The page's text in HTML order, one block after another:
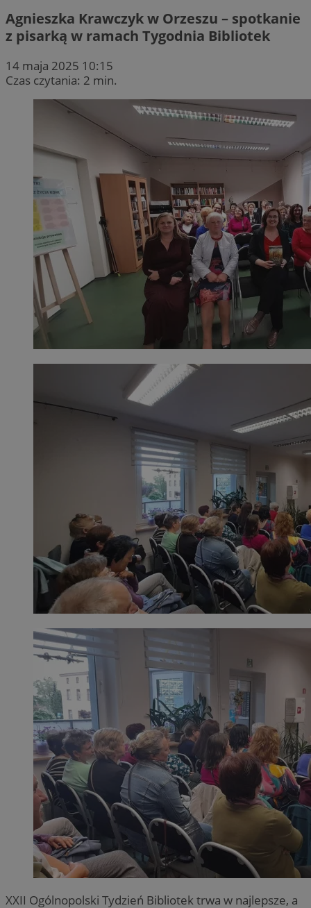
Agnieszka Krawczyk w Orzeszu – spotkanie
z pisarką w ramach Tygodnia Bibliotek
14 maja 2025 10:15
Czas czytania: 2 min.
XXII Ogólnopolski Tydzień Bibliotek trwa w najlepsze, a